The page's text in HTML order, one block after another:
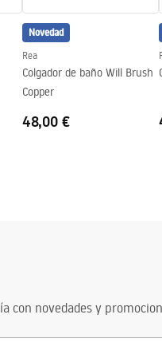
Novedad
Rea
Colgador de baño Will Brush
Copper
48,00 €
con novedades y